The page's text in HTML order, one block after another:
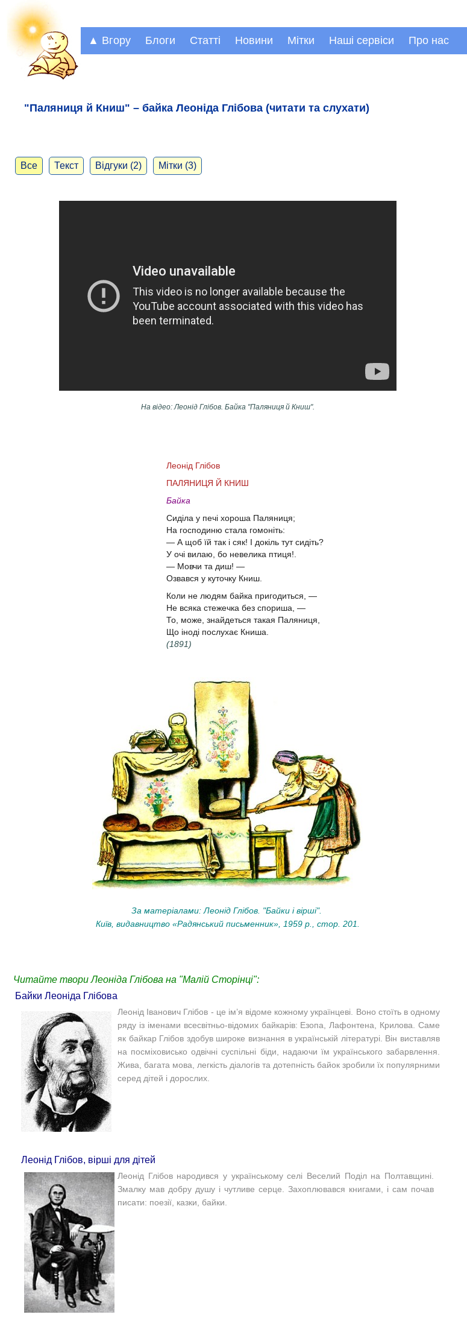
▲ Вгору Блоги Статті Новини Мітки Наші сервіси Про нас
"Паляниця й Книш" – байка Леоніда Глібова (читати та слухати)
Все Текст Відгуки (2) Мітки (3)
На відео: Леонід Глібов. Байка "Паляниця й Книш".
Леонід Глібов
ПАЛЯНИЦЯ Й КНИШ
Байка
Сиділа у печі хороша Паляниця;
На господиню стала гомоніть:
— А щоб їй так і сяк! І докіль тут сидіть?
У очі вилаю, бо невелика птиця!.
— Мовчи та диш! —
Озвався у куточку Книш.
Коли не людям байка пригодиться, —
Не всяка стежечка без спориша, —
То, може, знайдеться такая Паляниця,
Що іноді послухає Книша.
(1891)
За матеріалами: Леонід Глібов. "Байки і вірші".
Київ, видавництво «Радянський письменник», 1959 р., стор. 201.
Читайте твори Леоніда Глібова на "Малій Сторінці":
Байки Леоніда Глібова
Леонід Іванович Глібов - це ім’я відоме кожному українцеві. Воно стоїть в одному
ряду із іменами всесвітньо-відомих байкарів: Езопа, Лафонтена, Крилова. Саме
як байкар Глібов здобув широке визнання в українській літературі. Він виставляв
на посміховисько одвічні суспільні біди, надаючи їм українського забарвлення.
Жива, багата мова, легкість діалогів та дотепність байок зробили їх популярними
серед дітей і дорослих.
Леонід Глібов, вірші для дітей
Леонід Глібов народився у українському селі Веселий Поділ на Полтавщині.
Змалку мав добру душу і чутливе серце. Захоплювався книгами, і сам почав
писати: поезії, казки, байки.